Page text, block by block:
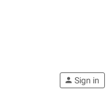
person Sign in